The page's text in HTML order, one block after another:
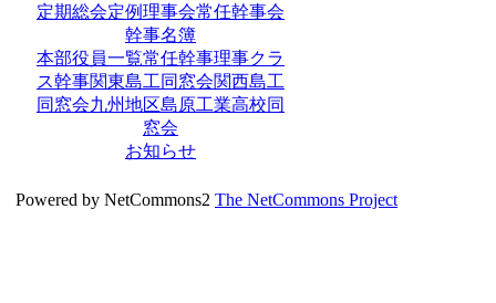
定期総会定例理事会常任幹事会
幹事名簿
本部役員一覧常任幹事理事クラ
ス幹事関東島工同窓会関西島工
同窓会九州地区島原工業高校同
窓会
お知らせ
Powered by NetCommons2 The NetCommons Project